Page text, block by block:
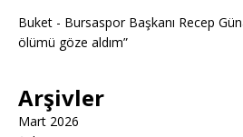
Buket - Bursaspor Başkanı Recep
ölümü göze aldım”
Arşivler
Mart 2026